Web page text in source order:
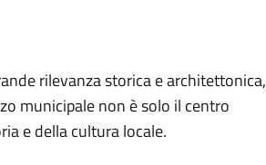
rilevanza storica e architettonica,
municipale non è solo il centro
e della cultura locale.